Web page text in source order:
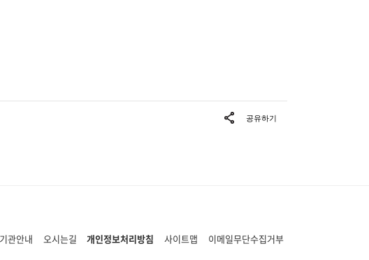
관안내 오시는길 개인정보처리방침 사이트맵 이메일무단수집거부